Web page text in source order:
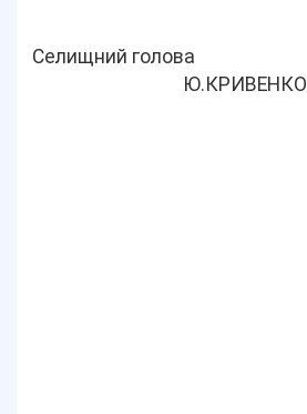
Селищний голова
Ю.КРИВЕНКО